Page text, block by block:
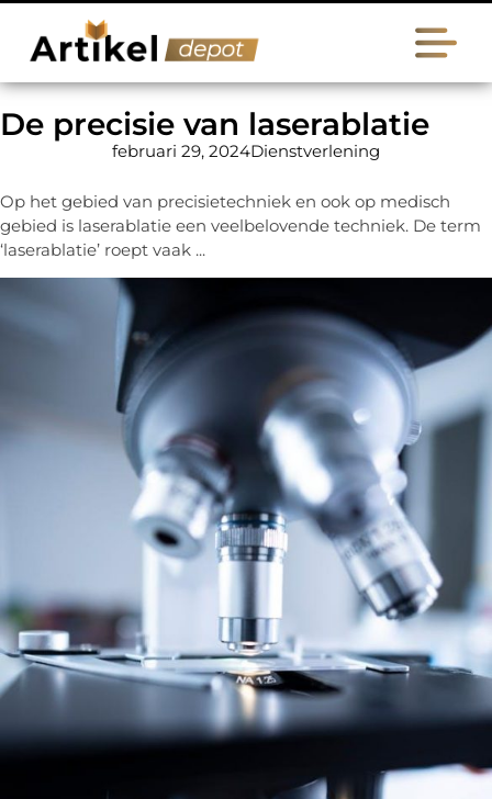
De precisie van laserablatie
februari 29, 2024Dienstverlening
Op het gebied van precisietechniek en ook op medisch
gebied is laserablatie een veelbelovende techniek. De term
‘laserablatie’ roept vaak ...